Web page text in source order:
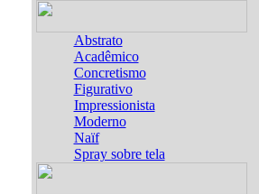
Abstrato
Acadêmico
Concretismo
Figurativo
Impressionista
Moderno
Naïf
Spray sobre tela